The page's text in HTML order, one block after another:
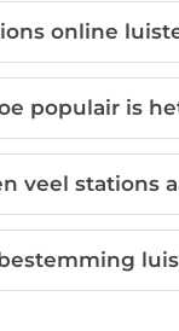
online
populair is
veel stations